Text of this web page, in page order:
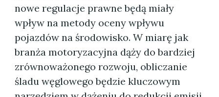
nowe regulacje prawne będą miały
wpływ na metody oceny wpływu
pojazdów na środowisko. W miarę jak
branża motoryzacyjna dąży do bardziej
zrównoważonego rozwoju, obliczanie
śladu węglowego będzie kluczowym